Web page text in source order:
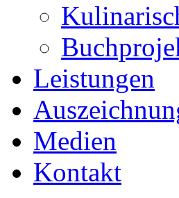
Leistungen
Medien
Kontakt